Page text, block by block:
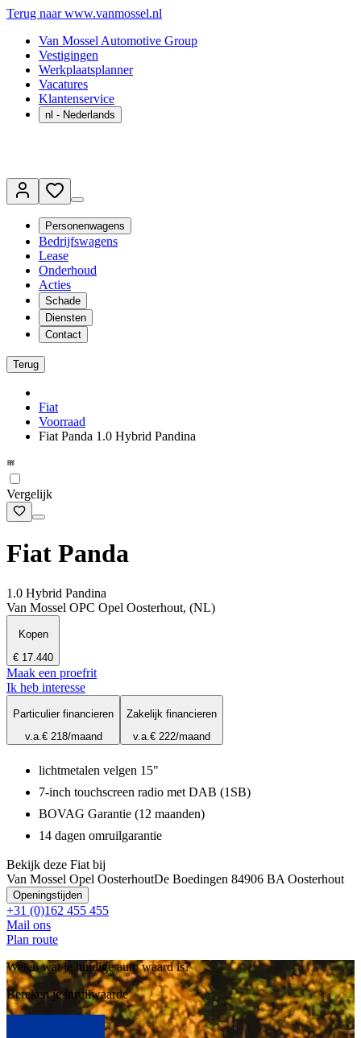
Terug naar www.vanmossel.nl
Van Mossel Automotive Group
Vestigingen
Werkplaatsplanner
Vacatures
Klantenservice
nl - Nederlands
Personenwagens
Bedrijfswagens
Lease
Onderhoud
Acties
Schade
Diensten
Contact
Terug
Fiat
Voorraad
Fiat Panda 1.0 Hybrid Pandina
Vergelijk
Fiat Panda
1.0 Hybrid Pandina
Van Mossel OPC Opel Oosterhout, (NL)
Kopen
€ 17.440
Maak een proefrit
Ik heb interesse
Particulier financieren
v.a.€ 218/maand
Zakelijk financieren
v.a.€ 222/maand
lichtmetalen velgen 15"
7-inch touchscreen radio met DAB (1SB)
BOVAG Garantie (12 maanden)
14 dagen omruilgarantie
Bekijk deze Fiat bij
Van Mossel Opel OosterhoutDe Boedingen 84906 BA Oosterhout
Openingstijden
+31 (0)162 455 455
Mail ons
Plan route
Weten wat je huidige auto waard is?
Bereken je inruilwaarde